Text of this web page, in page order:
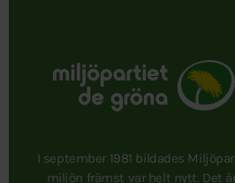
I september 1981 bildades
miljön främst var helt nytt. Det